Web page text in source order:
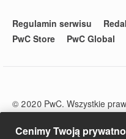
Regulamin serwisu
PwC Store
PwC Global
© 2020 PwC. Wszystkie
się do firm wchodzących w
stanowi odrębny podmiot
Cenimy Twoją